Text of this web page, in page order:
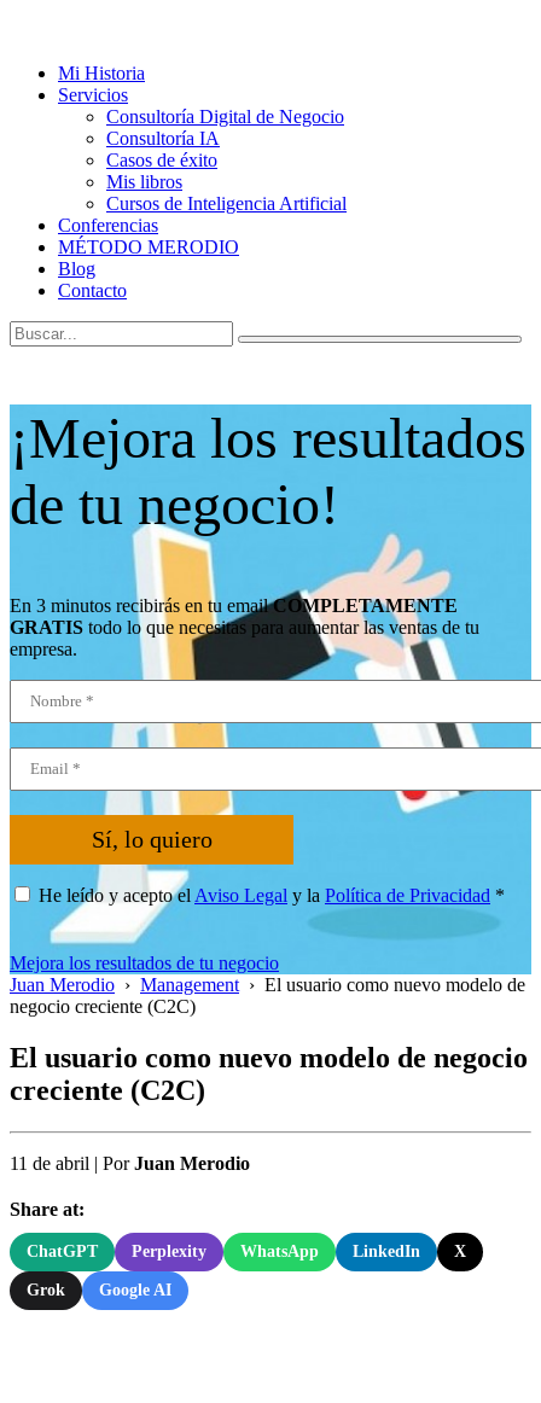
Mi Historia
Servicios
Consultoría Digital de Negocio
Consultoría IA
Casos de éxito
Mis libros
Cursos de Inteligencia Artificial
Conferencias
MÉTODO MERODIO
Blog
Contacto
¡Mejora los resultados
de tu negocio!
En 3 minutos recibirás en tu emailCOMPLETAMENTE
GRATIS todo lo que necesitas para aumentar las ventas de tu
empresa.
Sí, lo quiero
He leído y acepto el Aviso Legal y la Política de Privacidad *
Mejora los resultados de tu negocio
Juan Merodio › Management › El usuario como nuevo modelo de
negocio creciente (C2C)
El usuario como nuevo modelo de negocio
creciente (C2C)
11 de abril | PorJuan Merodio
Share at:
ChatGPT Perplexity WhatsApp LinkedIn X
Grok Google AI